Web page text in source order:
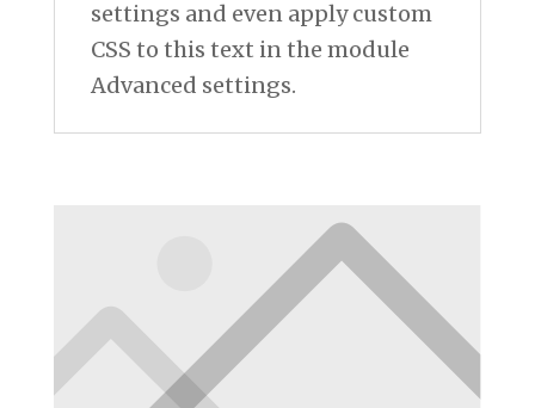
settings and even apply custom
CSS to this text in the module
Advanced settings.